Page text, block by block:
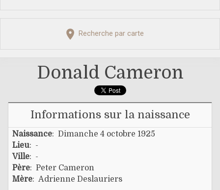
Recherche par carte
Donald Cameron
Informations sur la naissance
Naissance: Dimanche 4 octobre 1925
Lieu: -
Ville: -
Père: Peter Cameron
Mère: Adrienne Deslauriers